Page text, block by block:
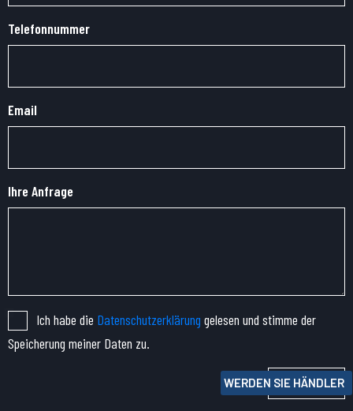
WERDEN SIE HÄNDLER
Telefonnummer
Email
Ihre Anfrage
Ich habe die Datenschutzerklärung gelesen und stimme der
Speicherung meiner Daten zu.
Senden